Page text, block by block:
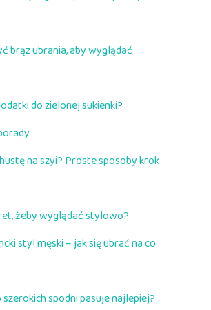
brąz ubrania, aby wyglądać
do zielonej sukienki?
na szyi? Proste sposoby krok
żeby wyglądać stylowo?
styl męski – jak się ubrać na co
spodni pasuje najlepiej?